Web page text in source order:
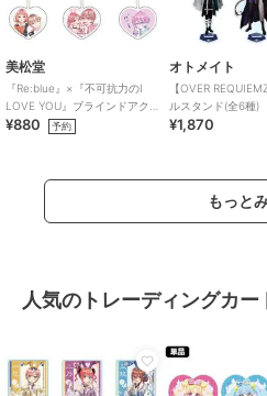
美松堂
『Re:blue』×『不可抗力のI
LOVE YOU』ブラインドアク
リルキーホルダー（全6種）
¥880 予約
オトメイト
【OVER
ルスタンド(全6種)
¥1,870
もっと
人気のトレーディングカー